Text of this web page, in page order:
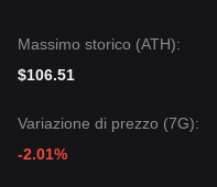
Massimo storico (ATH):
$106.51
Variazione di prezzo (7G):
-2.01%